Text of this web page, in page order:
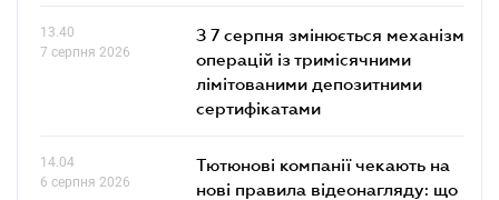
13.40
7 серпня 2026
З 7 серпня змінюється механізм
операцій із тримісячними
лімітованими депозитними
сертифікатами
14.04
6 серпня 2026
Тютюнові компанії чекають на
нові правила відеонагляду: що